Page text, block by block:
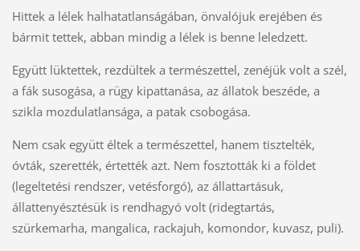
Hittek a lélek halhatatlanságában, önvalójuk erejében és
bármit tettek, abban mindig a lélek is benne leledzett.
Együtt lüktettek, rezdültek a természettel, zenéjük volt a szél,
a fák susogása, a rügy kipattanása, az állatok beszéde, a
szikla mozdulatlansága, a patak csobogása.
Nem csak együtt éltek a természettel, hanem tisztelték,
óvták, szerették, értették azt. Nem fosztották ki a földet
(legeltetési rendszer, vetésforgó), az állattartásuk,
állattenyésztésük is rendhagyó volt (ridegtartás,
szürkemarha, mangalica, rackajuh, komondor, kuvasz, puli).